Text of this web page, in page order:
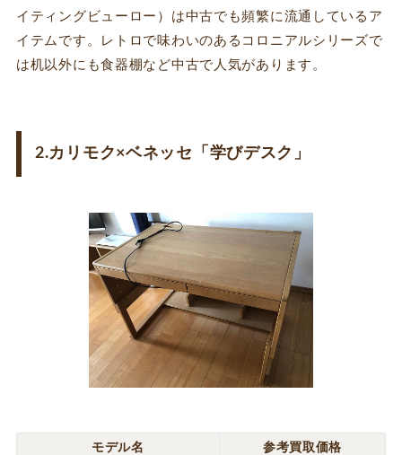
イティングビューロー）は中古でも頻繁に流通しているア
イテムです。レトロで味わいのあるコロニアルシリーズで
は机以外にも食器棚など中古で人気があります。
2.カリモク×ベネッセ「学びデスク」
モデル名 参考買取価格